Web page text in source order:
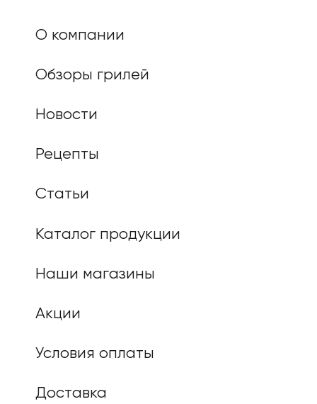
О компании
Обзоры грилей
Новости
Рецепты
Статьи
Каталог продукции
Наши магазины
Акции
Условия оплаты
Доставка